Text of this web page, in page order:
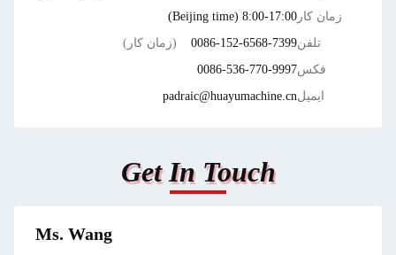
زمان کار 8:00-17:00 (Beijing time)
تلفن0086-152-6568-7399
(زمان کار)
فکس0086-536-770-9997
ایمیلpadraic@huayumachine.cn
Get In Touch
Ms. Wang